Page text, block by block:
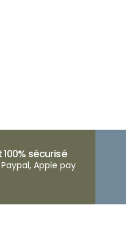
sécurisé
Apple pay